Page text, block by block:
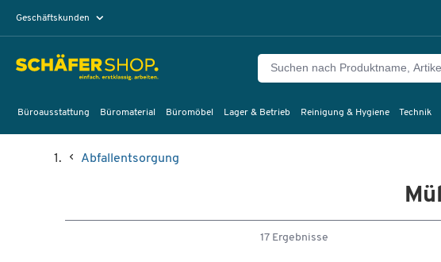
Geschäftskunden
Büroausstattung Büromaterial Büromöbel Lager & Betrieb Reinigung & Hygiene Technik
Abfallentsorgung
17 Ergebnisse